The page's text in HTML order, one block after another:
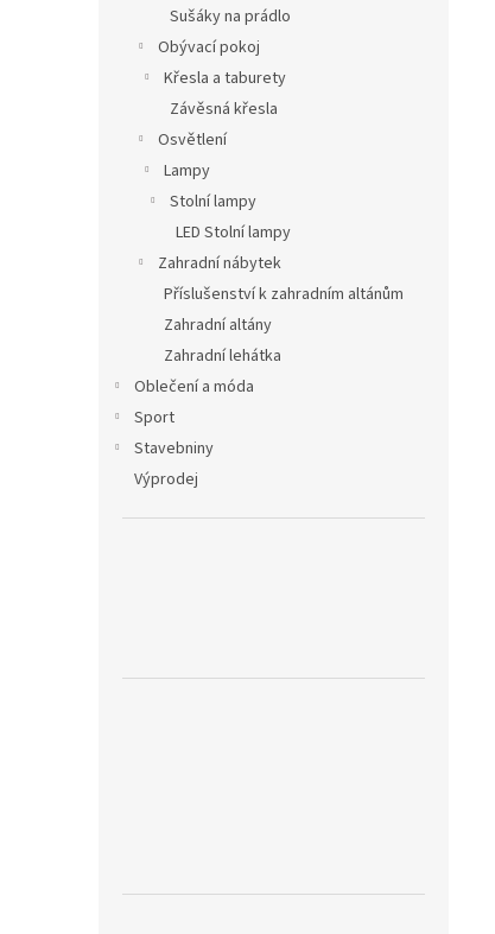
Sušáky na prádlo
Obývací pokoj
Křesla a taburety
Závěsná křesla
Osvětlení
Lampy
Stolní lampy
LED Stolní lampy
Zahradní nábytek
Příslušenství k zahradním altánům
Zahradní altány
Zahradní lehátka
Oblečení a móda
Sport
Stavebniny
Výprodej